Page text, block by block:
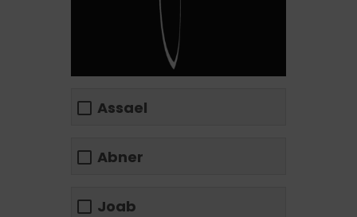
Assael
Abner
Joab